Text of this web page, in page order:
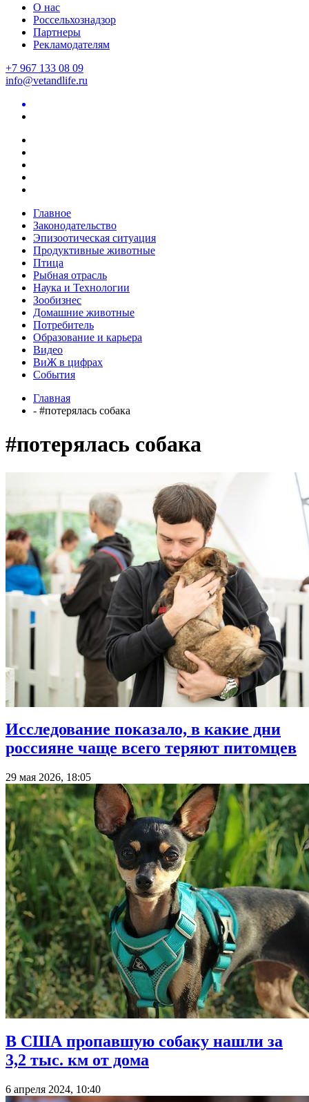
О нас
Россельхознадзор
Партнеры
Рекламодателям
+7 967 133 08 09
info@vetandlife.ru
Главное
Законодательство
Эпизоотическая ситуация
Продуктивные животные
Птица
Рыбная отрасль
Наука и Технологии
Зообизнес
Домашние животные
Потребитель
Образование и карьера
Видео
ВиЖ в цифрах
События
Главная
- #потерялась собака
#потерялась собака
Исследование показало, в какие дни
россияне чаще всего теряют питомцев
29 мая 2026, 18:05
В США пропавшую собаку нашли за
3,2 тыс. км от дома
6 апреля 2024, 10:40